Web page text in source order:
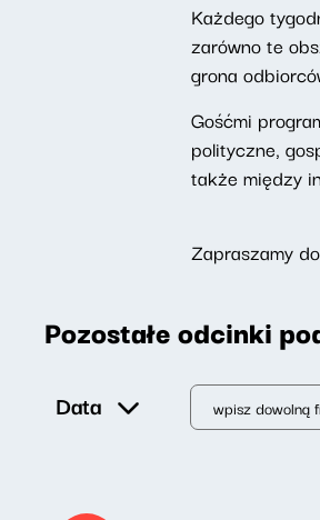
Każdego
zarówno te
grona
Gośćmi
polityczne,
także między
Zapraszamy
Pozostałe odcinki
Data